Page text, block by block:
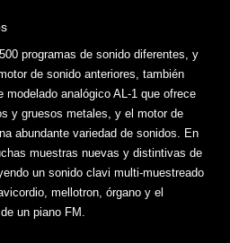
programas de sonido diferentes, y
de sonido anteriores, también
modelado analógico AL-1 que ofrece
y gruesos metales, y el motor de
abundante variedad de sonidos. En
muestras nuevas y distintivas de
un sonido clavi multi-muestreado
mellotron, órgano y el
un piano FM.